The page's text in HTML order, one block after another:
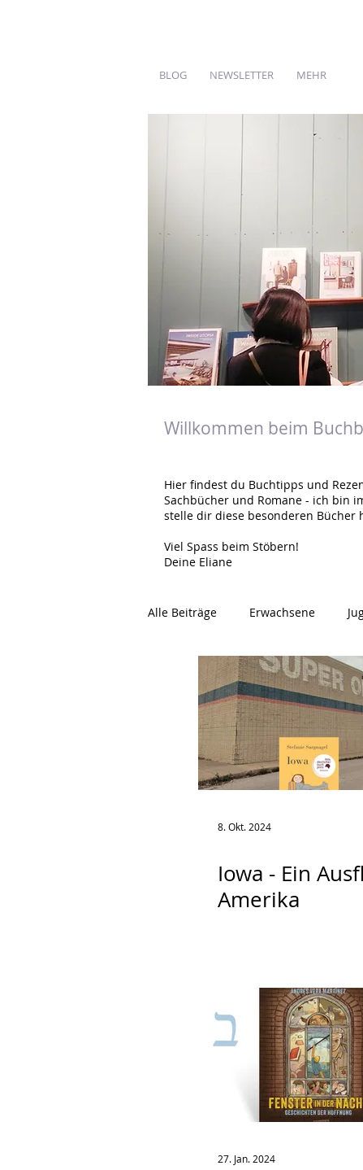
BLOG NEWSLETTER MEHR
Willkommen beim
Hier findest du Buchtipps und
Sachbücher und Romane - ich bin
stelle dir diese besonderen Bücher
Viel Spass beim Stöbern!
Deine Eliane
Alle Beiträge Erwachsene
8. Okt. 2024
Iowa - Ein
Amerika
27. Jan. 2024